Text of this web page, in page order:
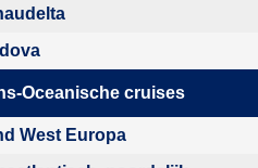
Oceanische cruises
West Europa